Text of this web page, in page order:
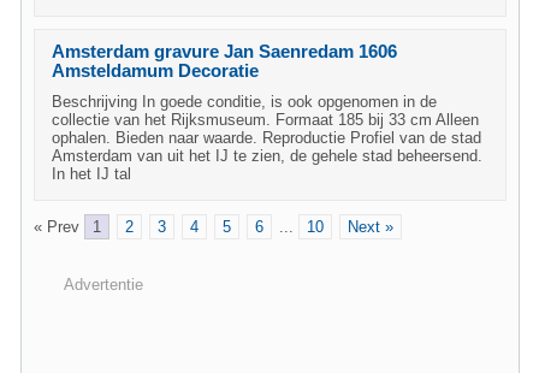
Amsterdam gravure Jan Saenredam 1606
Amsteldamum Decoratie
Beschrijving In goede conditie, is ook opgenomen in de
collectie van het Rijksmuseum. Formaat 185 bij 33 cm Alleen
ophalen. Bieden naar waarde. Reproductie Profiel van de stad
Amsterdam van uit het IJ te zien, de gehele stad beheersend.
In het IJ tal
« Prev 1 2 3 4 5 6 ... 10 Next »
Advertentie